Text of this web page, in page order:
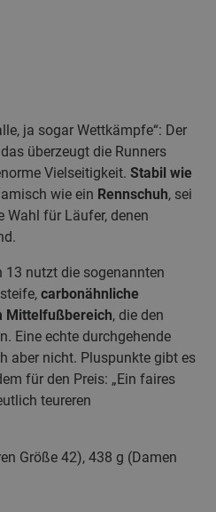
ja sogar Wettkämpfe“: Der
überzeugt die Runners
Vielseitigkeit. Stabil wie
wie ein Rennschuh, sei
Wahl für Läufer, denen
13 nutzt die sogenannten
carbonähnliche
Mittelfußbereich, die den
Eine echte durchgehende
aber nicht. Pluspunkte gibt es
für den Preis: „Ein faires
teureren
Größe 42), 438 g (Damen